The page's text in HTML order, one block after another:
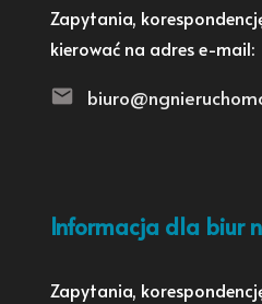
Zapytania,
kierować na adres e-mail:
Informacja dla biur
Zapytania,